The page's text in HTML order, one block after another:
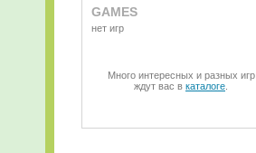
GAMES
нет игр
Много интересных и разных игр
ждут вас в каталоге